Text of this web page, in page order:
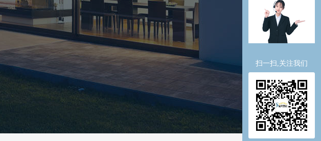
扫一扫,关注我们